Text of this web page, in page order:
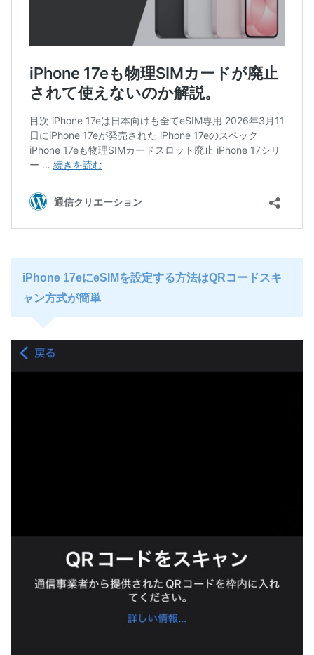
iPhone 17eにeSIMを設定する方法はQRコードスキ
ャン方式が簡単